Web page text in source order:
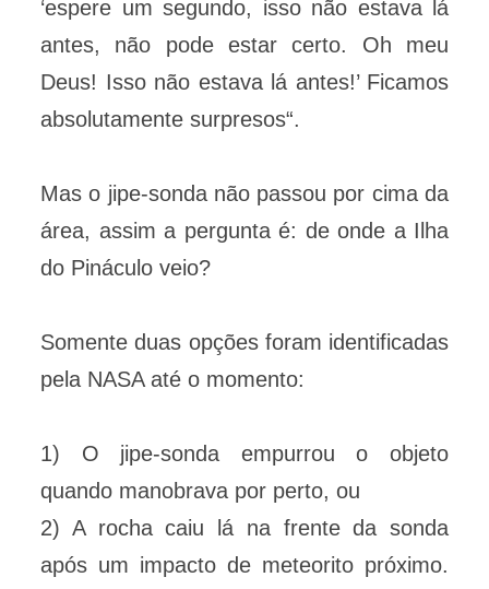
‘espere um segundo, isso não estava lá
antes, não pode estar certo. Oh meu
Deus! Isso não estava lá antes!’ Ficamos
absolutamente surpresos“.
Mas o jipe-sonda não passou por cima da
área, assim a pergunta é: de onde a Ilha
do Pináculo veio?
Somente duas opções foram identificadas
pela NASA até o momento:
1) O jipe-sonda empurrou o objeto
quando manobrava por perto, ou
2) A rocha caiu lá na frente da sonda
após um impacto de meteorito próximo.